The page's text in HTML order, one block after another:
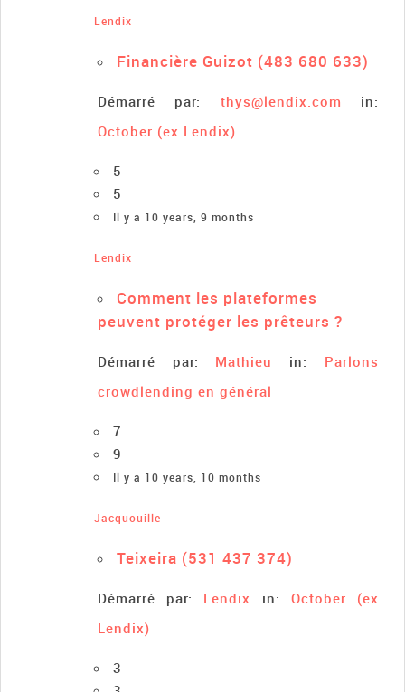
Lendix
Financière Guizot (483 680 633)
Démarré par: thys@lendix.com
in:
October (ex Lendix)
5
5
Il y a 10 years, 9 months
Lendix
Comment les plateformes
peuvent protéger les prêteurs ?
Démarré par: Mathieu in: Parlons
crowdlending en général
7
9
Il y a 10 years, 10 months
Jacquouille
Teixeira (531 437 374)
Démarré par: Lendix in: October (ex
Lendix)
3